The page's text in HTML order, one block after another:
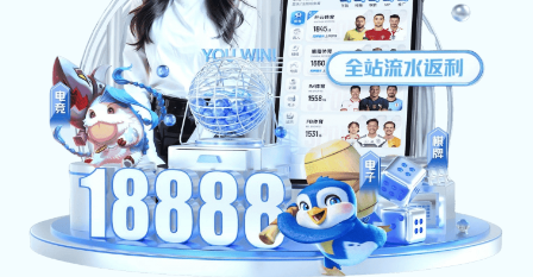
静音传动
Nucleon is a supplier of complete solutions for new Chinese
cranes and material transportation
狗子28专注于新中式起重机及物料运输成套解决方案供应商